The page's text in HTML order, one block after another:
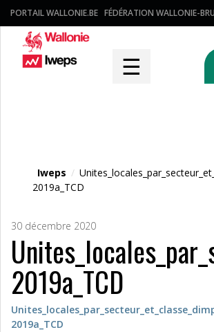
PORTAIL WALLONIE.BE FÉDÉRATION WALLONIE-
☰
Iweps /
2019a_TCD
30 décembre 2020
2019a_TCD
2019a_TCD